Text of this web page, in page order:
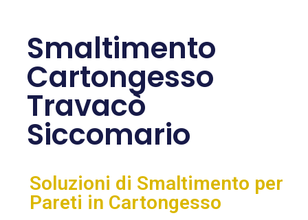
Smaltimento
Cartongesso
Travacò
Siccomario
Soluzioni di Smaltimento per
Pareti in Cartongesso